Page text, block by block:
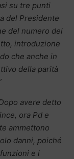
su tre punti
del Presidente
del numero dei
introduzione
che anche in
della parità
avere detto
ora Pd e
ammettono
danni, poiché
e i